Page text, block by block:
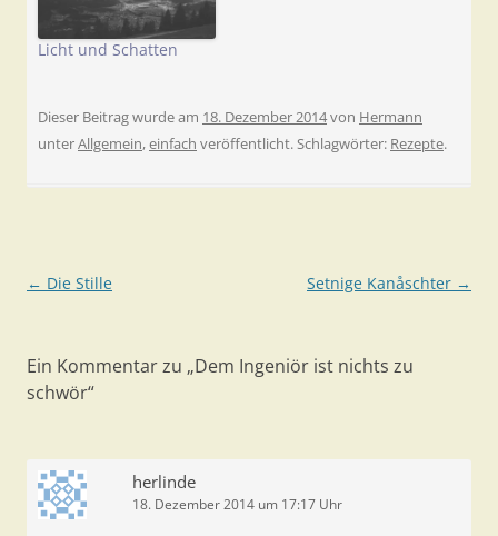
Licht und Schatten
Dieser Beitrag wurde am 18. Dezember 2014von Hermann
unterAllgemein,einfach veröffentlicht. Schlagwörter: Rezepte.
Beitragsnavigation
← Die Stille Setnige Kanåschter →
Ein Kommentar zu „Dem Ingeniör ist nichts zu
schwör“
herlinde
18. Dezember 2014 um 17:17 Uhr